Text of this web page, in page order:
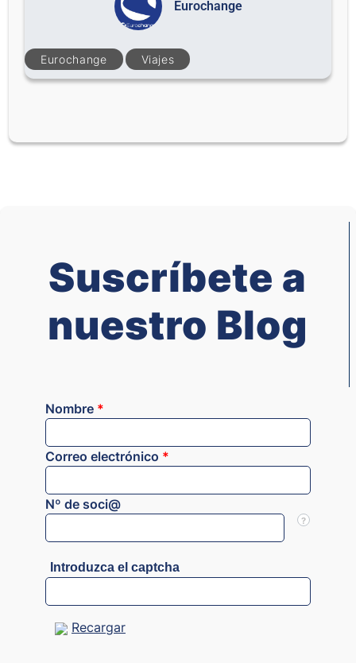
Eurochange
Eurochange Viajes
Suscríbete a
nuestro Blog
Nombre *
Correo electrónico *
Nº de soci@
?
Introduzca el captcha
Recargar